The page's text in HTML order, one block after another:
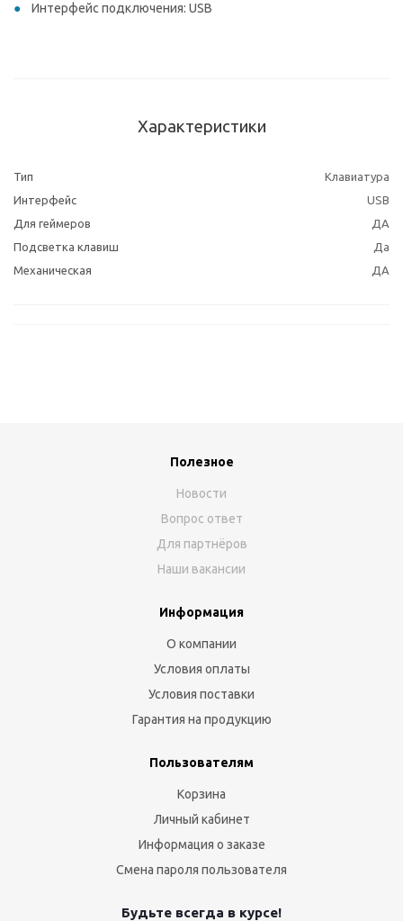
Интерфейс подключения: USB
Характеристики
Тип
Клавиатура
Интерфейс
USB
Для геймеров
ДА
Подсветка клавиш
Да
Механическая
ДА
Полезное
Новости
Вопрос ответ
Для партнёров
Наши вакансии
Информация
О компании
Условия оплаты
Условия поставки
Гарантия на продукцию
Пользователям
Корзина
Личный кабинет
Информация о заказе
Смена пароля пользователя
Будьте всегда в курсе!